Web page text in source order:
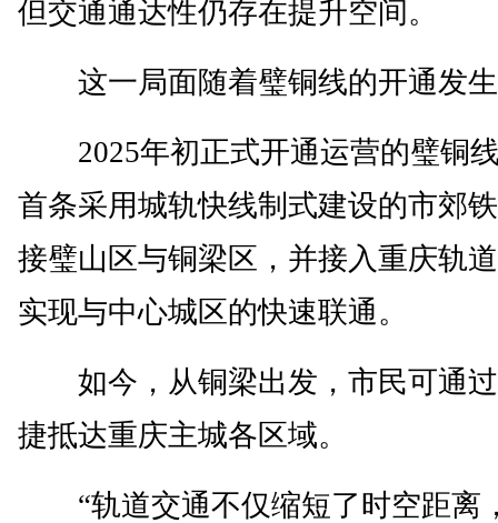
但交通通达性仍存在提升空间。
这一局面随着璧铜线的开通发
2025年初正式开通运营的璧铜
首条采用城轨快线制式建设的市郊
接璧山区与铜梁区，并接入重庆轨
实现与中心城区的快速联通。
如今，从铜梁出发，市民可通过
捷抵达重庆主城各区域。
“轨道交通不仅缩短了时空距离